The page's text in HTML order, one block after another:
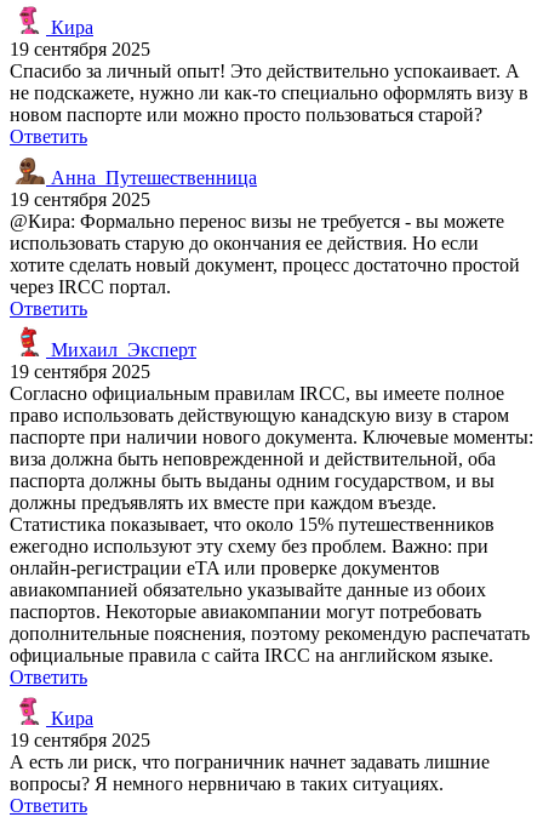
Кира
19 сентября 2025
Спасибо за личный опыт! Это действительно успокаивает. А
не подскажете, нужно ли как-то специально оформлять визу в
новом паспорте или можно просто пользоваться старой?
Ответить
Анна_Путешественница
19 сентября 2025
@Кира: Формально перенос визы не требуется - вы можете
использовать старую до окончания ее действия. Но если
хотите сделать новый документ, процесс достаточно простой
через IRCC портал.
Ответить
Михаил_Эксперт
19 сентября 2025
Согласно официальным правилам IRCC, вы имеете полное
право использовать действующую канадскую визу в старом
паспорте при наличии нового документа. Ключевые моменты:
виза должна быть неповрежденной и действительной, оба
паспорта должны быть выданы одним государством, и вы
должны предъявлять их вместе при каждом въезде.
Статистика показывает, что около 15% путешественников
ежегодно используют эту схему без проблем. Важно: при
онлайн-регистрации eTA или проверке документов
авиакомпанией обязательно указывайте данные из обоих
паспортов. Некоторые авиакомпании могут потребовать
дополнительные пояснения, поэтому рекомендую распечатать
официальные правила с сайта IRCC на английском языке.
Ответить
Кира
19 сентября 2025
А есть ли риск, что пограничник начнет задавать лишние
вопросы? Я немного нервничаю в таких ситуациях.
Ответить